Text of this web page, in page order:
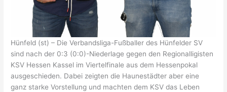
Hünfeld (st) – Die Verbandsliga-Fußballer des Hünfelder SV
sind nach der 0:3 (0:0)-Niederlage gegen den Regionalligisten
KSV Hessen Kassel im Viertelfinale aus dem Hessenpokal
ausgeschieden. Dabei zeigten die Haunestädter aber eine
ganz starke Vorstellung und machten dem KSV das Leben